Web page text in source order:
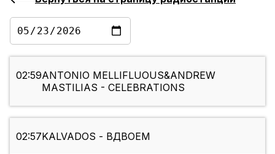
02:59ANTONIO MELLIFLUOUS&ANDREW
MASTILIAS - CELEBRATIONS
02:57KALVADOS - ВДВОЕМ